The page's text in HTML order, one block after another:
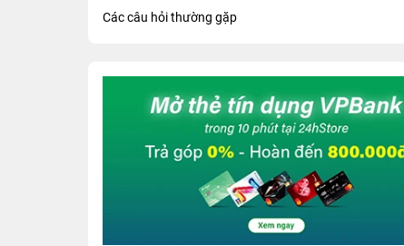
Các câu hỏi thường gặp